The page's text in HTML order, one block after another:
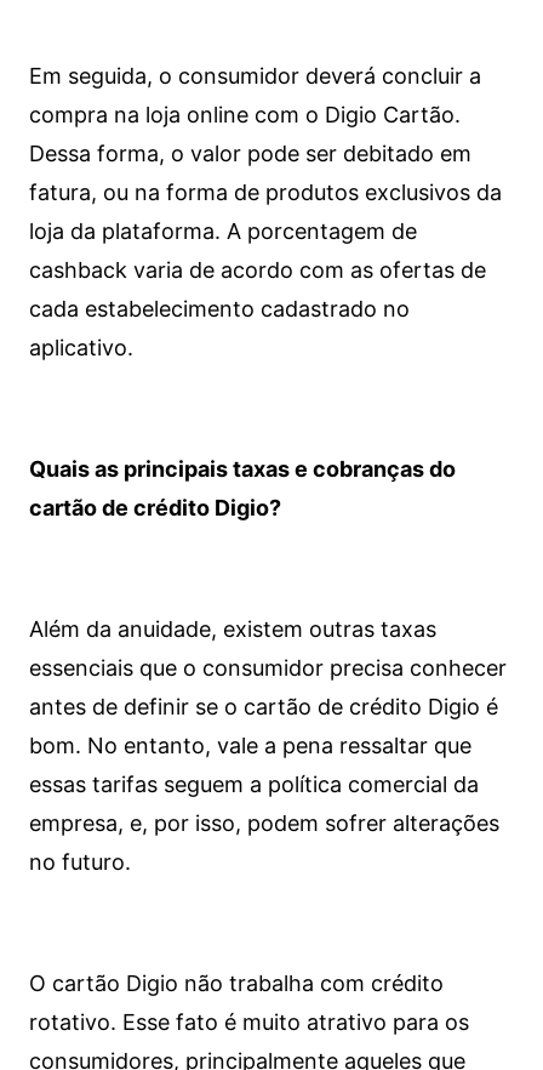
Em seguida, o consumidor deverá concluir a
compra na loja online com o Digio Cartão.
Dessa forma, o valor pode ser debitado em
fatura, ou na forma de produtos exclusivos da
loja da plataforma. A porcentagem de
cashback varia de acordo com as ofertas de
cada estabelecimento cadastrado no
aplicativo.
Quais as principais taxas e cobranças do
cartão de crédito Digio?
Além da anuidade, existem outras taxas
essenciais que o consumidor precisa conhecer
antes de definir se o cartão de crédito Digio é
bom. No entanto, vale a pena ressaltar que
essas tarifas seguem a política comercial da
empresa, e, por isso, podem sofrer alterações
no futuro.
O cartão Digio não trabalha com crédito
rotativo. Esse fato é muito atrativo para os
consumidores, principalmente aqueles que